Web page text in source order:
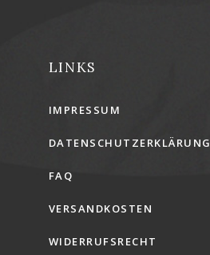
LINKS
IMPRESSUM
DATENSCHUTZERKLÄRUNG
FAQ
VERSANDKOSTEN
WIDERRUFSRECHT